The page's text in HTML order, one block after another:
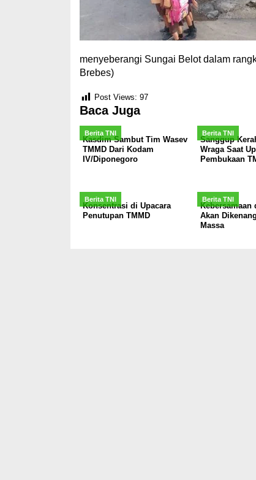
menyeberangi Sungai Belot dalam
Brebes)
Post Views: 97
Baca Juga
Berita TNI
Kasdim Sambut Tim Wasev
TMMD Dari Kodam
IV/Diponegoro
Berita TNI
Sanggup
Wraga Saat
Pembukaan
Berita TNI
Konsentrasi di Upacara
Penutupan TMMD
Berita TNI
Kebersamaan
Akan
Massa